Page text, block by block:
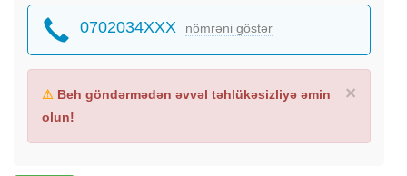
0702034XXX nömrəni göstər
×
⚠ Beh göndərmədən əvvəl təhlükəsizliyə əmin
olun!